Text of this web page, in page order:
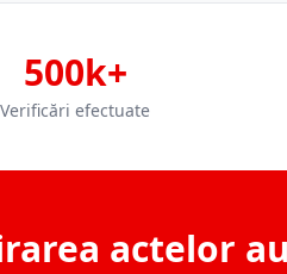
500k+
Verificări efectuate
actelor